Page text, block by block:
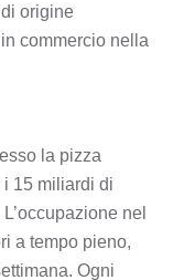
origine
commercio nella
la pizza
i 15 miliardi di
nel
a tempo pieno,
Ogni